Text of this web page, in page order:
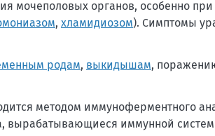
органов, особенно при
, хламидиозом). Симптомы
родам, выкидышам,
методом иммуноферментного
вырабатывающиеся иммунной